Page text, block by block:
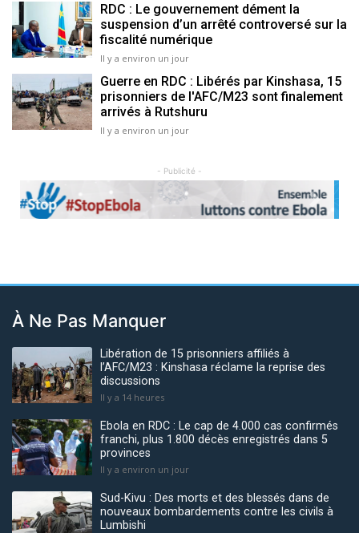
RDC : Le gouvernement dément la
suspension d’un arrêté controversé sur la
fiscalité numérique
Il y a environ un jour
Guerre en RDC : Libérés par Kinshasa, 15
prisonniers de l'AFC/M23 sont finalement
arrivés à Rutshuru
Il y a environ un jour
- Publicité -
Previous Next
À Ne Pas Manquer
Libération de 15 prisonniers affiliés à
l’AFC/M23 : Kinshasa réclame la reprise des
discussions
Il y a 14 heures
Ebola en RDC : Le cap de 4.000 cas confirmés
franchi, plus 1.800 décès enregistrés dans 5
provinces
Il y a environ un jour
Sud-Kivu : Des morts et des blessés dans de
nouveaux bombardements contre les civils à
Lumbishi